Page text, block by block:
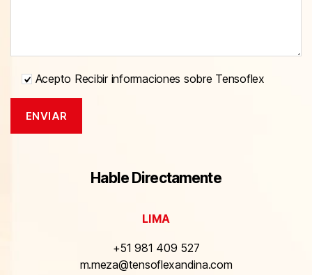
Acepto Recibir informaciones sobre Tensoflex
Hable Directamente
LIMA
+51 981 409 527
m.meza@tensoflexandina.com